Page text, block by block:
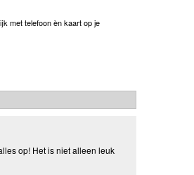
met telefoon èn kaart op je
op! Het is niet alleen leuk